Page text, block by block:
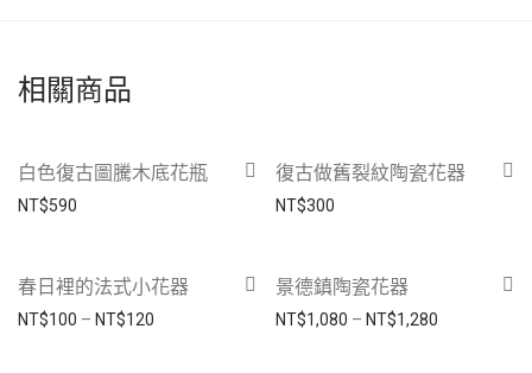
相關商品
白色復古圖騰木底花瓶
NT$590
復古做舊裂紋陶瓷花器
NT$300
春日裡的法式小花器
NT$100 – NT$120 價格範圍：NT$100 到 NT$120
景德鎮陶瓷花器
NT$1,080 – NT$1,280